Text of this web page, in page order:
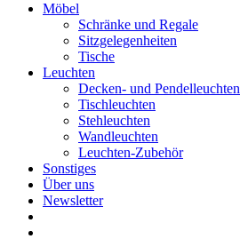
Möbel
Schränke und Regale
Sitzgelegenheiten
Tische
Leuchten
Decken- und Pendelleuchten
Tischleuchten
Stehleuchten
Wandleuchten
Leuchten-Zubehör
Sonstiges
Über uns
Newsletter